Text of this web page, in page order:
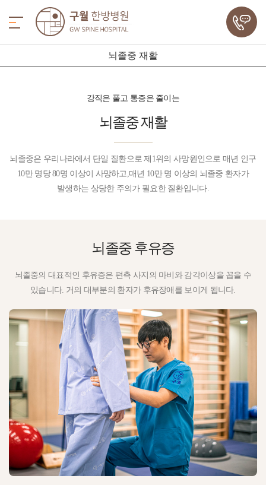
뇌졸중 재활
강직은 풀고 통증은 줄이는
뇌졸중 재활
뇌졸중은 우리나라에서 단일 질환으로 제1위의 사망원인으로 매년 인구
10만 명당 80명 이상이 사망하고,매년 10만 명 이상의 뇌졸중 환자가
발생하는 상당한 주의가 필요한 질환입니다.
뇌졸중후유증
뇌졸중의 대표적인 후유증은 편측 사지의 마비와 감각이상을 꼽을 수
있습니다. 거의 대부분의 환자가 후유장애를 보이게 됩니다.